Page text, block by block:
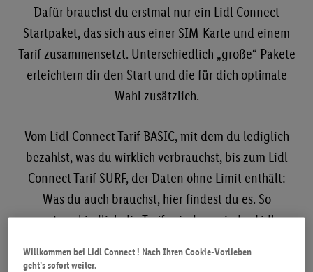
SIM-KARTE REGISTRIEREN
RUFNUMMER MITNEHMEN
FAQ
Dafür brauchst du erstmal nur ein Lidl Connect
Startpaket, das sich aus einer SIM-Karte und einem
Tarif zusammensetzt. Unterschiedlich „große“ Pakete
erleichtern dir den Start und die für dich optimale
Wahl zusätzlich.
Vom Lidl Connect Tarif BASIC, mit dem du lediglich
bezahlst, was du wirklich verbrauchst, bis zum Lidl
Connect Tarif SURF, der Daten ohne Limit enthält:
Was du auch brauchst, hier findest du es. So
unterschiedlich die Tarife sind, was jedes Lidl
Vorteile: Du zahlst keine Servicepauschale, kein
Willkommen bei Lidl Connect ! Nach Ihren Cookie-Vorlieben
geht’s sofort weiter.